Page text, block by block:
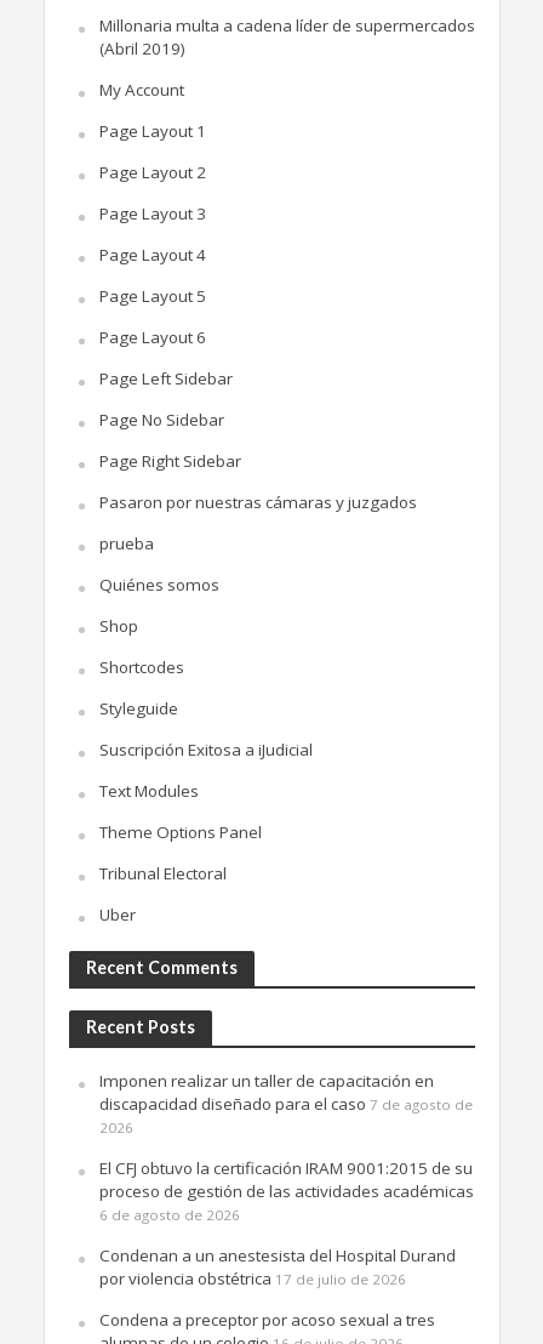
Millonaria multa a cadena líder de supermercados
(Abril 2019)
My Account
Page Layout 1
Page Layout 2
Page Layout 3
Page Layout 4
Page Layout 5
Page Layout 6
Page Left Sidebar
Page No Sidebar
Page Right Sidebar
Pasaron por nuestras cámaras y juzgados
prueba
Quiénes somos
Shop
Shortcodes
Styleguide
Suscripción Exitosa a iJudicial
Text Modules
Theme Options Panel
Tribunal Electoral
Uber
Recent Comments
Recent Posts
Imponen realizar un taller de capacitación en
discapacidad diseñado para el caso 7 de agosto de
2026
El CFJ obtuvo la certificación IRAM 9001:2015 de su
proceso de gestión de las actividades académicas
6 de agosto de 2026
Condenan a un anestesista del Hospital Durand
por violencia obstétrica 17 de julio de 2026
Condena a preceptor por acoso sexual a tres